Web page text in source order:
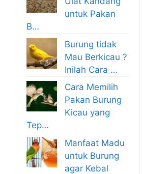
untuk Pakan
B…
Burung tidak
Mau Berkicau ?
Inilah Cara …
Cara Memilih
Pakan Burung
Kicau yang
Tep…
Manfaat Madu
untuk Burung
agar Kebal